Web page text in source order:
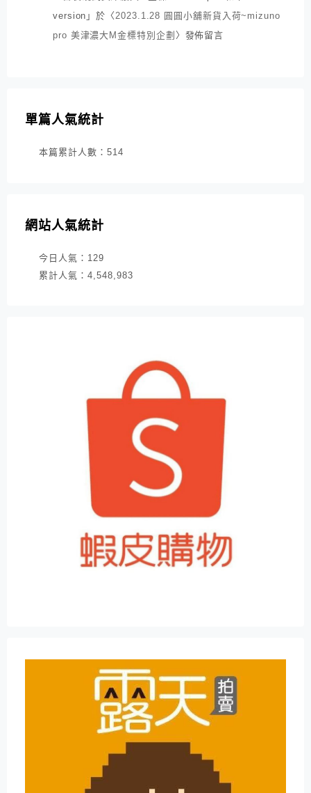
version 」於〈 2023.1.28 圓圓小舖新貨入荷~mizuno
pro 美津濃大M金標特別企劃 〉發佈留言
單篇人氣統計
本篇累計人數： 514
網站人氣統計
今日人氣： 129
累計人氣： 4,548,983